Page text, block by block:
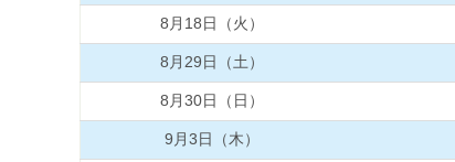
8月18日（火）
8月29日（土）
8月30日（日）
9月3日（木）